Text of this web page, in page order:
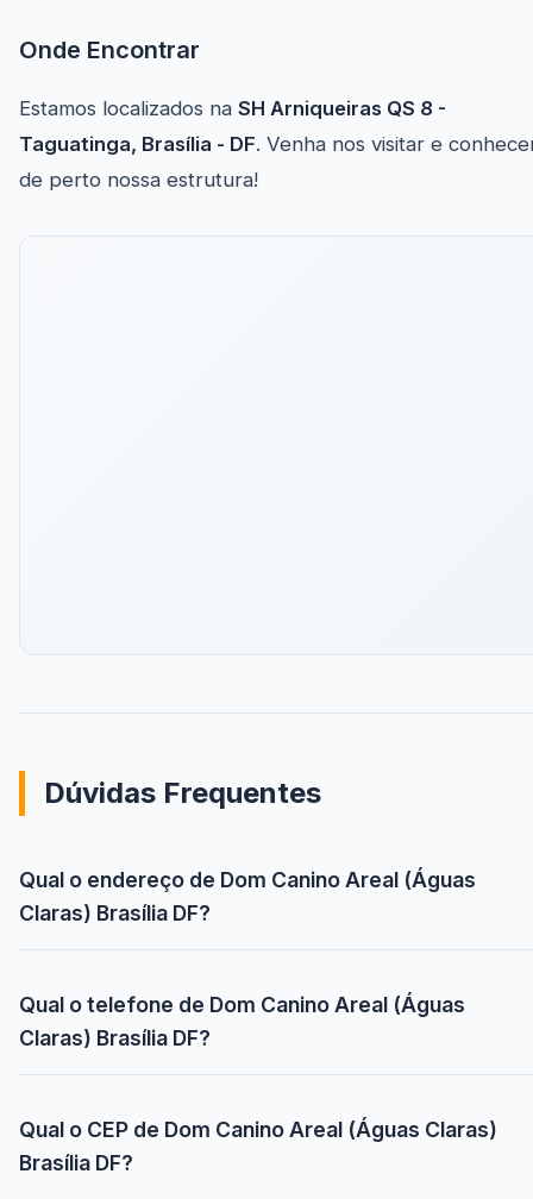
Onde Encontrar
Estamos localizados na SH Arniqueiras QS 8 -
Taguatinga, Brasília - DF. Venha nos visitar e
de perto nossa estrutura!
Dúvidas Frequentes
Qual o endereço de Dom Canino Areal (Águas
Claras) Brasília DF?
Qual o telefone de Dom Canino Areal (Águas
Claras) Brasília DF?
Qual o CEP de Dom Canino Areal (Águas Claras)
Brasília DF?